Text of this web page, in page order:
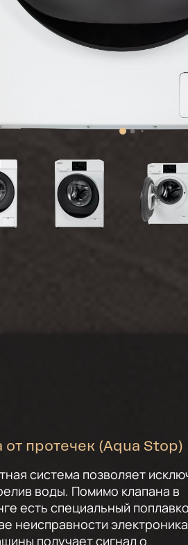
от протечек (Aqua Stop)
система позволяет
воды. Помимо клапана в
есть специальный
неисправности электроника
получает сигнал о